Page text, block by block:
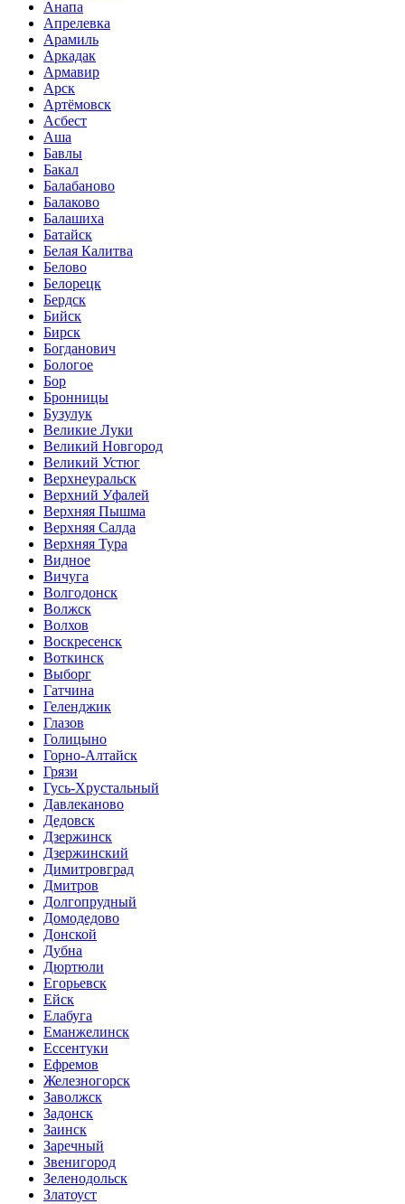
Анапа
Апрелевка
Арамиль
Аркадак
Армавир
Арск
Артёмовск
Асбест
Аша
Бавлы
Бакал
Балабаново
Балаково
Балашиха
Батайск
Белая Калитва
Белово
Белорецк
Бердск
Бийск
Бирск
Богданович
Бологое
Бор
Бронницы
Бузулук
Великие Луки
Великий Новгород
Великий Устюг
Верхнеуральск
Верхний Уфалей
Верхняя Пышма
Верхняя Салда
Верхняя Тура
Видное
Вичуга
Волгодонск
Волжск
Волхов
Воскресенск
Воткинск
Выборг
Гатчина
Геленджик
Глазов
Голицыно
Горно-Алтайск
Грязи
Гусь-Хрустальный
Давлеканово
Дедовск
Дзержинск
Дзержинский
Димитровград
Дмитров
Долгопрудный
Домодедово
Донской
Дубна
Дюртюли
Егорьевск
Ейск
Елабуга
Еманжелинск
Ессентуки
Ефремов
Железногорск
Заволжск
Задонск
Заинск
Заречный
Звенигород
Зеленодольск
Златоуст